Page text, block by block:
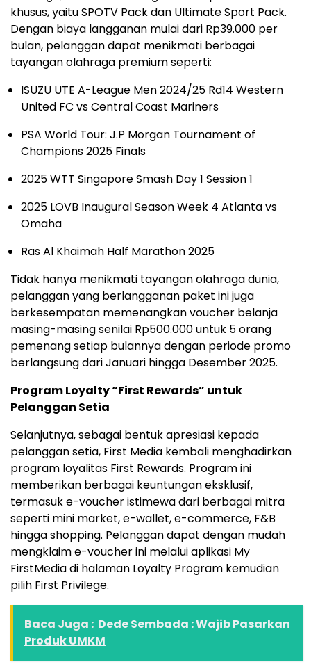
khusus, yaitu SPOTV Pack dan Ultimate Sport Pack.
Dengan biaya langganan mulai dari Rp39.000 per
bulan, pelanggan dapat menikmati berbagai
tayangan olahraga premium seperti:
ISUZU UTE A-League Men 2024/25 Rd14 Western
United FC vs Central Coast Mariners
PSA World Tour: J.P Morgan Tournament of
Champions 2025 Finals
2025 WTT Singapore Smash Day 1 Session 1
2025 LOVB Inaugural Season Week 4 Atlanta vs
Omaha
Ras Al Khaimah Half Marathon 2025
Tidak hanya menikmati tayangan olahraga dunia,
pelanggan yang berlangganan paket ini juga
berkesempatan memenangkan voucher belanja
masing-masing senilai Rp500.000 untuk 5 orang
pemenang setiap bulannya dengan periode promo
berlangsung dari Januari hingga Desember 2025.
Program Loyalty “First Rewards” untuk
Pelanggan Setia
Selanjutnya, sebagai bentuk apresiasi kepada
pelanggan setia, First Media kembali menghadirkan
program loyalitas First Rewards. Program ini
memberikan berbagai keuntungan eksklusif,
termasuk e-voucher istimewa dari berbagai mitra
seperti mini market, e-wallet, e-commerce, F&B
hingga shopping. Pelanggan dapat dengan mudah
mengklaim e-voucher ini melalui aplikasi My
FirstMedia di halaman Loyalty Program kemudian
pilih First Privilege.
Baca Juga : Dede Sembada : Wajib Pasarkan
Produk UMKM